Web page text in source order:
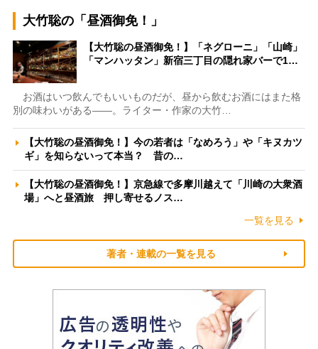
大竹聡の「昼酒御免！」
【大竹聡の昼酒御免！】「ネグローニ」「山崎」
「マンハッタン」新宿三丁目の隠れ家バーで1…
お酒はいつ飲んでもいいものだが、昼から飲むお酒にはまた格
別の味わいがある――。ライター・作家の大竹…
【大竹聡の昼酒御免！】今の若者は「なめろう」や「キヌカツ
ギ」を知らないって本当？ 昔の…
【大竹聡の昼酒御免！】京急線で多摩川越えて「川崎の大衆酒
場」へと昼酒旅 押し寄せるノス…
一覧を見る
著者・連載の一覧を見る